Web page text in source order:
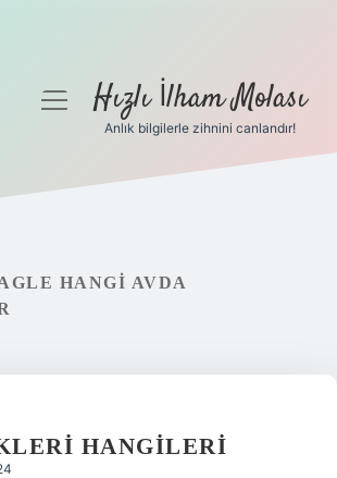
menüyüHızlı İlham Molası
Anlık bilgilerle zihnini canlandır!
HANGI AVDA
HANGILERI